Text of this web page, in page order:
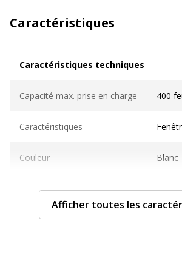
Caractéristiques
Caractéristiques techniques
Capacité max. prise en charge 400
Caractéristiques
Couleur Blanc
Matériau(x) du produit
Verrouillable Oui
Afficher toutes les